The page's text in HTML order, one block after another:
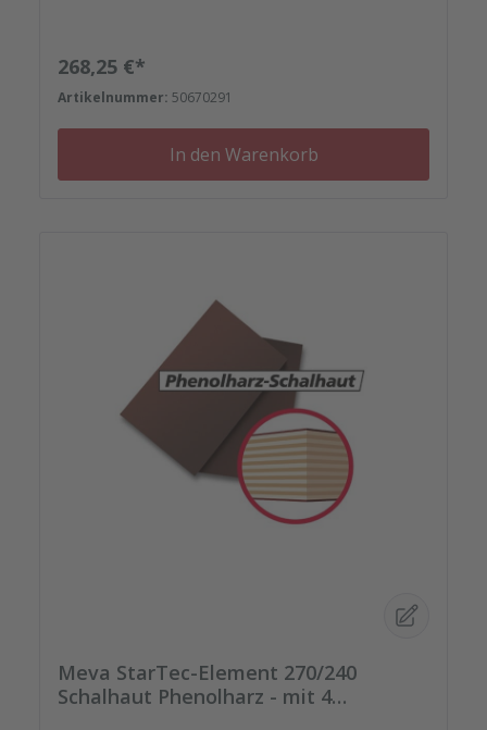
Nieten, Schrauben, Kunststoffeinsätzen bis zu
Reparaturplättchen.Diese Schalhaut besteht
aufgrund ihrer Größe aus einer zweigeteilten Platte
mit V-Nut.
Regulärer Preis:
268,25 €*
Artikelnummer: 50670291
In den Warenkorb
Meva StarTec-Element 270/240
Schalhaut Phenolharz - mit 4